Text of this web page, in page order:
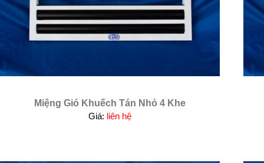
Miệng Gió Khuếch Tán Nhỏ 4 Khe
Giá: liên hệ